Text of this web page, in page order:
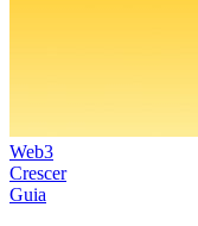
Web3
Crescer
Guia